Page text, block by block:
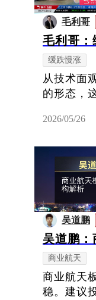
毛利哥
毛利哥：
缓跌慢涨
从技术面
的形态，
2026/05/26
吴道鹏
吴道鹏
商业航天
商业航天
稳。建议